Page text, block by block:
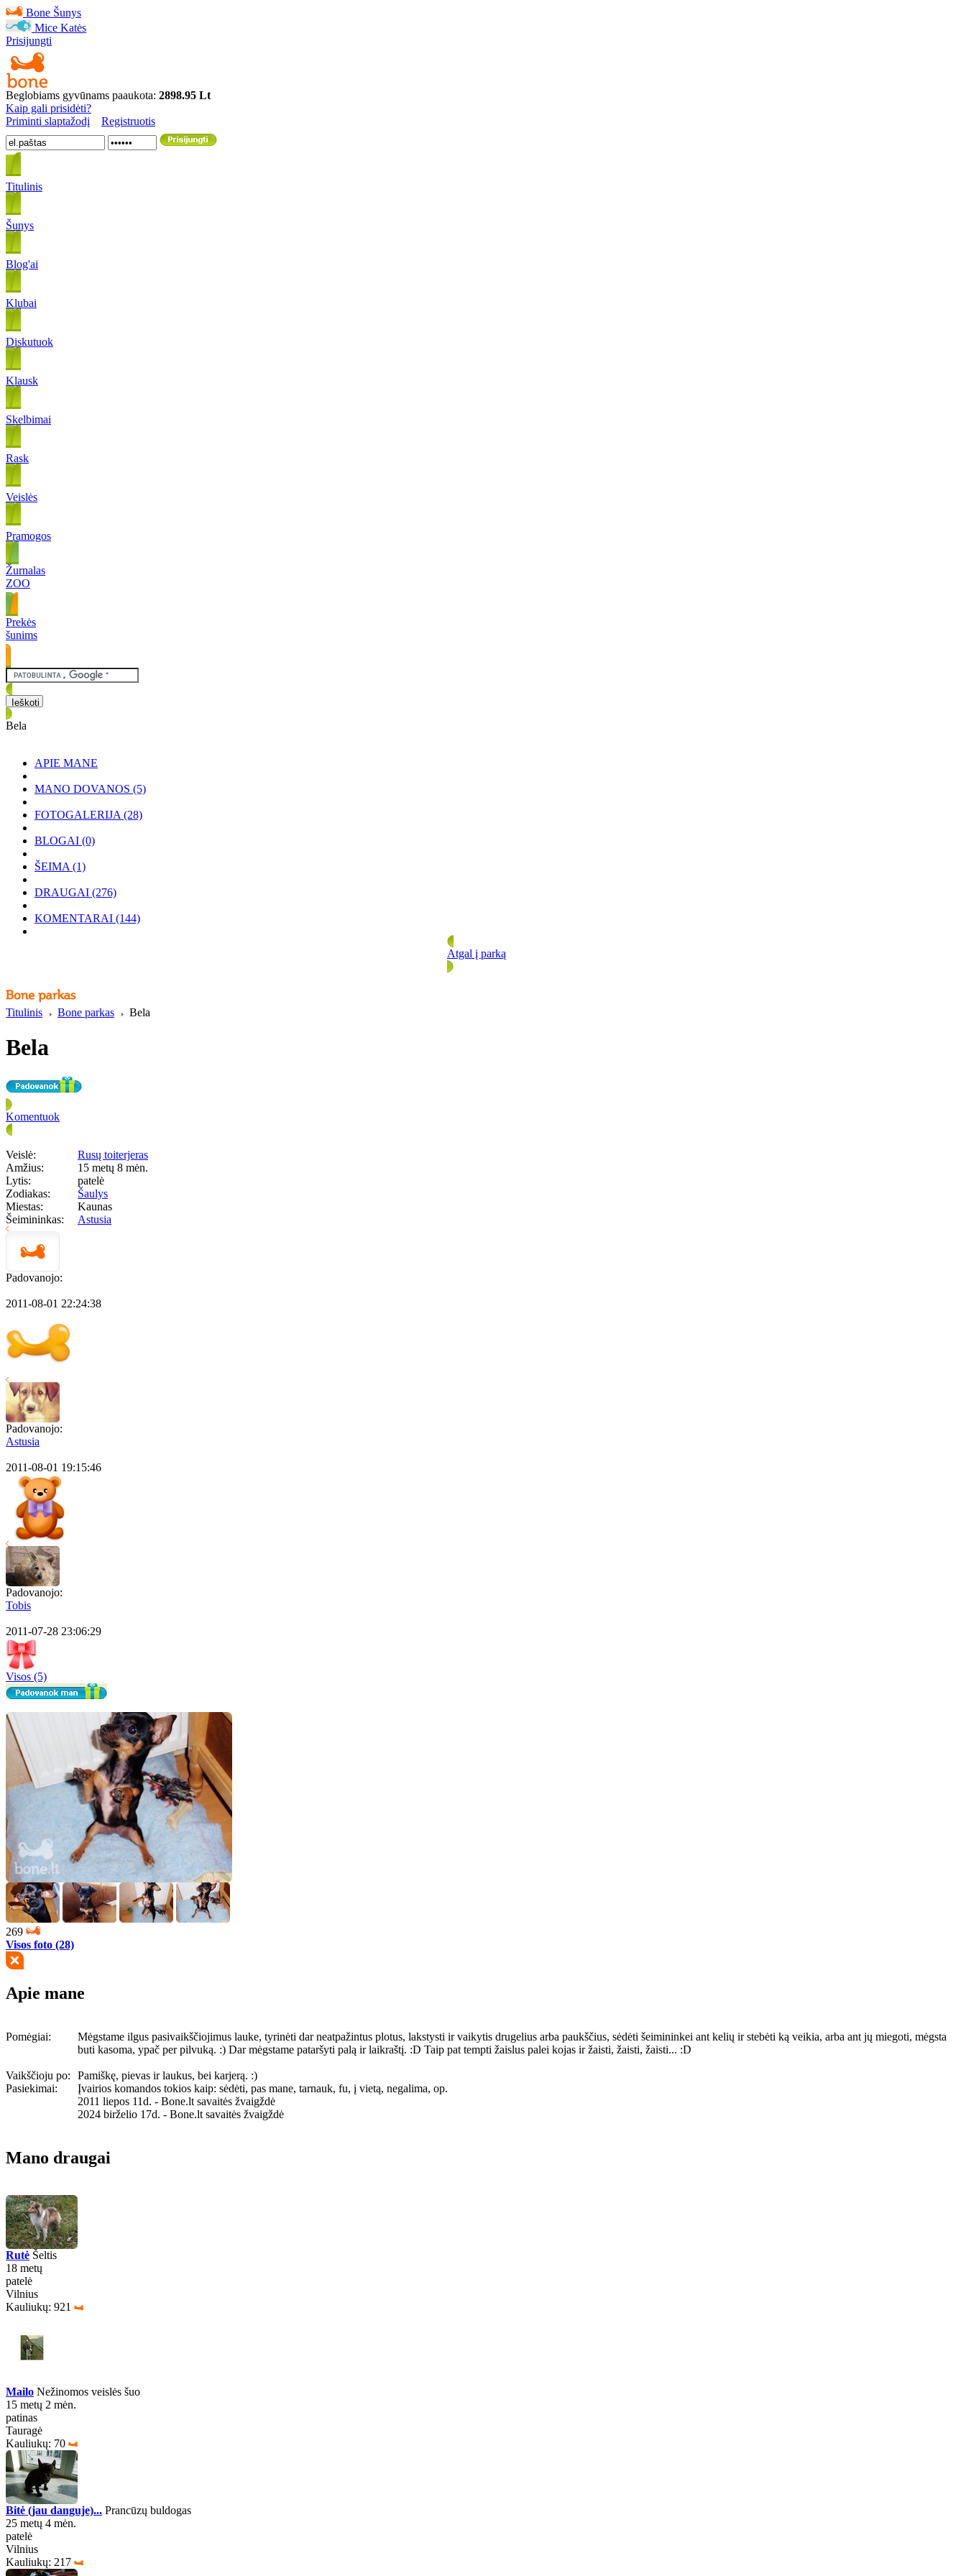
Bone Šunys
Mice Katės
Prisijungti
Beglobiams gyvūnams paaukota: 2898.95 Lt
Kaip gali prisidėti?
Priminti slaptažodį
Registruotis
Titulinis
Šunys
Blog'ai
Klubai
Diskutuok
Klausk
Skelbimai
Rask
Veislės
Pramogos
Žurnalas
ZOO
Prekės
šunims
Bela
APIE MANE
MANO DOVANOS (5)
FOTOGALERIJA (28)
BLOGAI (0)
ŠEIMA (1)
DRAUGAI (276)
KOMENTARAI (144)
Atgal į parką
Titulinis Bone parkas Bela
Bela
Komentuok
Veislė:
Rusų toiterjeras
Amžius:
15 metų 8 mėn.
Lytis:
patelė
Zodiakas:
Šaulys
Miestas:
Kaunas
Šeimininkas:
Astusia
Padovanojo:
2011-08-01 22:24:38
Padovanojo:
Astusia
2011-08-01 19:15:46
Padovanojo:
Tobis
2011-07-28 23:06:29
Visos (5)
269
Visos foto (28)
Apie mane
Pomėgiai:
Mėgstame ilgus pasivaikščiojimus lauke, tyrinėti dar neatpažintus plotus, lakstysti ir vaikytis drugelius arba paukščius, sėdėti šeimininkei ant kelių ir stebėti ką veikia, arba ant jų miegoti, mėgsta
buti kasoma, ypač per pilvuką. :) Dar mėgstame pataršyti palą ir laikraštį. :D Taip pat tempti žaislus palei kojas ir žaisti, žaisti, žaisti... :D
Vaikščioju po:
Pamiškę, pievas ir laukus, bei karjerą. :)
Pasiekimai:
Įvairios komandos tokios kaip: sėdėti, pas mane, tarnauk, fu, į vietą, negalima, op.
2011 liepos 11d. - Bone.lt savaitės žvaigždė
2024 birželio 17d. - Bone.lt savaitės žvaigždė
Mano draugai
Rutė Šeltis
18 metų
patelė
Vilnius
Kauliukų: 921
Mailo Nežinomos veislės šuo
15 metų 2 mėn.
patinas
Tauragė
Kauliukų: 70
Bitė (jau danguje)... Prancūzų buldogas
25 metų 4 mėn.
patelė
Vilnius
Kauliukų: 217